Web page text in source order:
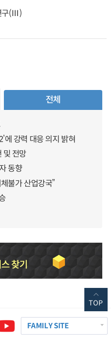
구(Ⅲ)
전체
에 강력 대응 의지 밝혀
및 전망
동향
불가 산업강국”
FAMILY SITE
TOP